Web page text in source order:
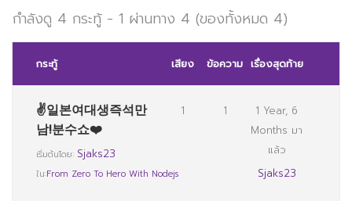
กำลังดู 4 กระทู้ - 1 ผ่านทาง 4 (ของทั้งหมด 4)
กระทู้ เสียง ข้อความ เรื่องสุดท้าย
✌일본여대생즉석만
남!분수쇼❤️
เริ่มต้นโดย: Sjaks23
ใน:From Zero To Hero With Nodejs
1 1
1 Year, 6
Months มา
แล้ว
Sjaks23